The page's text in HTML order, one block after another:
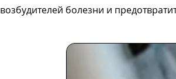
возбудителей болезни и